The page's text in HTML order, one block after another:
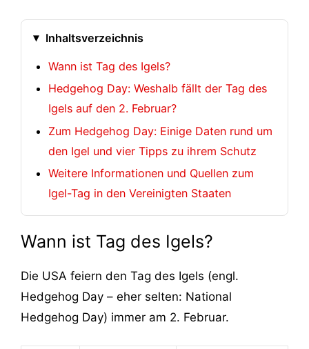
Inhaltsverzeichnis
Wann ist Tag des Igels?
Hedgehog Day: Weshalb fällt der Tag des
Igels auf den 2. Februar?
Zum Hedgehog Day: Einige Daten rund um
den Igel und vier Tipps zu ihrem Schutz
Weitere Informationen und Quellen zum
Igel-Tag in den Vereinigten Staaten
Wann ist Tag des Igels?
Die USA feiern den Tag des Igels (engl.
Hedgehog Day – eher selten: National
Hedgehog Day) immer am 2. Februar.